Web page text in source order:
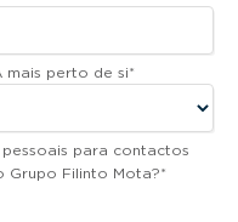
mais perto de si*
para contactos
Grupo Filinto Mota?*